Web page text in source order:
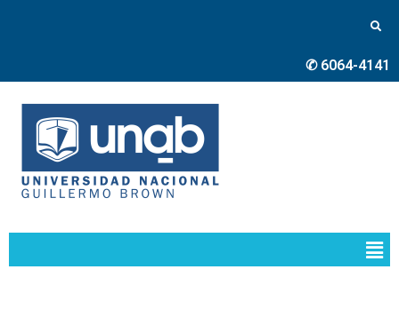
✆ 6064-4141